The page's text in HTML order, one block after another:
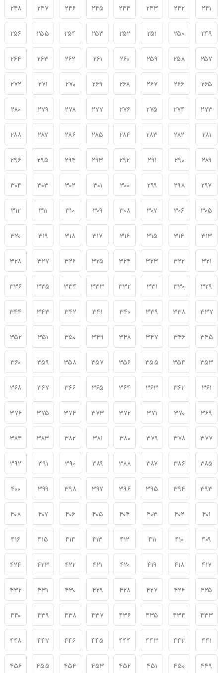
۲۴۱ ۲۴۲ ۲۴۳ ۲۴۴ ۲۴۵ ۲۴۶ ۲۴۷ ۲۴۸
۲۴۹ ۲۵۰ ۲۵۱ ۲۵۲ ۲۵۳ ۲۵۴ ۲۵۵ ۲۵۶
۲۵۷ ۲۵۸ ۲۵۹ ۲۶۰ ۲۶۱ ۲۶۲ ۲۶۳ ۲۶۴
۲۶۵ ۲۶۶ ۲۶۷ ۲۶۸ ۲۶۹ ۲۷۰ ۲۷۱ ۲۷۲
۲۷۳ ۲۷۴ ۲۷۵ ۲۷۶ ۲۷۷ ۲۷۸ ۲۷۹ ۲۸۰
۲۸۱ ۲۸۲ ۲۸۳ ۲۸۴ ۲۸۵ ۲۸۶ ۲۸۷ ۲۸۸
۲۸۹ ۲۹۰ ۲۹۱ ۲۹۲ ۲۹۳ ۲۹۴ ۲۹۵ ۲۹۶
۲۹۷ ۲۹۸ ۲۹۹ ۳۰۰ ۳۰۱ ۳۰۲ ۳۰۳ ۳۰۴
۳۰۵ ۳۰۶ ۳۰۷ ۳۰۸ ۳۰۹ ۳۱۰ ۳۱۱ ۳۱۲
۳۱۳ ۳۱۴ ۳۱۵ ۳۱۶ ۳۱۷ ۳۱۸ ۳۱۹ ۳۲۰
۳۲۱ ۳۲۲ ۳۲۳ ۳۲۴ ۳۲۵ ۳۲۶ ۳۲۷ ۳۲۸
۳۲۹ ۳۳۰ ۳۳۱ ۳۳۲ ۳۳۳ ۳۳۴ ۳۳۵ ۳۳۶
۳۳۷ ۳۳۸ ۳۳۹ ۳۴۰ ۳۴۱ ۳۴۲ ۳۴۳ ۳۴۴
۳۴۵ ۳۴۶ ۳۴۷ ۳۴۸ ۳۴۹ ۳۵۰ ۳۵۱ ۳۵۲
۳۵۳ ۳۵۴ ۳۵۵ ۳۵۶ ۳۵۷ ۳۵۸ ۳۵۹ ۳۶۰
۳۶۱ ۳۶۲ ۳۶۳ ۳۶۴ ۳۶۵ ۳۶۶ ۳۶۷ ۳۶۸
۳۶۹ ۳۷۰ ۳۷۱ ۳۷۲ ۳۷۳ ۳۷۴ ۳۷۵ ۳۷۶
۳۷۷ ۳۷۸ ۳۷۹ ۳۸۰ ۳۸۱ ۳۸۲ ۳۸۳ ۳۸۴
۳۸۵ ۳۸۶ ۳۸۷ ۳۸۸ ۳۸۹ ۳۹۰ ۳۹۱ ۳۹۲
۳۹۳ ۳۹۴ ۳۹۵ ۳۹۶ ۳۹۷ ۳۹۸ ۳۹۹ ۴۰۰
۴۰۱ ۴۰۲ ۴۰۳ ۴۰۴ ۴۰۵ ۴۰۶ ۴۰۷ ۴۰۸
۴۰۹ ۴۱۰ ۴۱۱ ۴۱۲ ۴۱۳ ۴۱۴ ۴۱۵ ۴۱۶
۴۱۷ ۴۱۸ ۴۱۹ ۴۲۰ ۴۲۱ ۴۲۲ ۴۲۳ ۴۲۴
۴۲۵ ۴۲۶ ۴۲۷ ۴۲۸ ۴۲۹ ۴۳۰ ۴۳۱ ۴۳۲
۴۳۳ ۴۳۴ ۴۳۵ ۴۳۶ ۴۳۷ ۴۳۸ ۴۳۹ ۴۴۰
۴۴۱ ۴۴۲ ۴۴۳ ۴۴۴ ۴۴۵ ۴۴۶ ۴۴۷ ۴۴۸
۴۴۹ ۴۵۰ ۴۵۱ ۴۵۲ ۴۵۳ ۴۵۴ ۴۵۵ ۴۵۶